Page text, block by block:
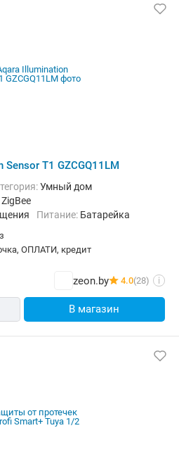
T1 GZCGQ11LM
Умный дом
ZigBee
Питание: Батарейка
ОПЛАТИ, кредит
zeon.by 4.0(28) i
В магазин